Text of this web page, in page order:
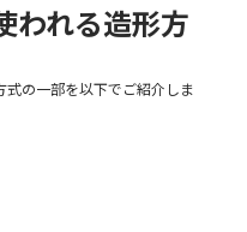
われる造形方
式の一部を以下でご紹介しま